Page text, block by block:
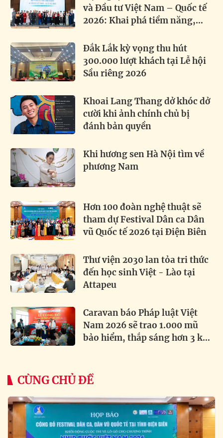
và Đầu tư Việt Nam – Quốc tế
2026: Khai phá tiềm năng,
Đắk Lắk kỳ vọng thu hút
300.000 lượt khách tại Lễ hội
Sầu riêng 2026
Khoai Lang Thang dở khóc dở
cười khi ảnh chính chủ bị
đánh bản quyền
Khi hương sen Hà Nội tìm về
phương Nam
Hơn 100 đoàn nghệ thuật sẽ
tham dự Festival Dân ca Dân
vũ Quốc tế 2026 tại Điện Biên
Thư viện 2030 lan tỏa tri thức
đến học sinh Việt - Lào tại
Attapeu
Caravan báo Pháp luật Việt
Nam 2026 sẽ trao 1.000 mũ
bảo hiểm, thắp sáng hơn 3 km
CÙNG CHỦ ĐỀ